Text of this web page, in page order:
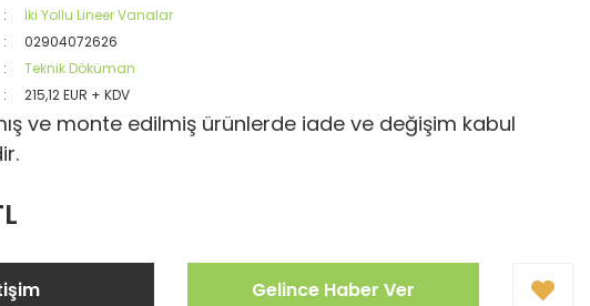
İki Yollu Lineer Vanalar
02904072626
Teknik Döküman
215,12 EUR + KDV
ve monte edilmiş ürünlerde iade ve değişim kabul
Gelince Haber Ver